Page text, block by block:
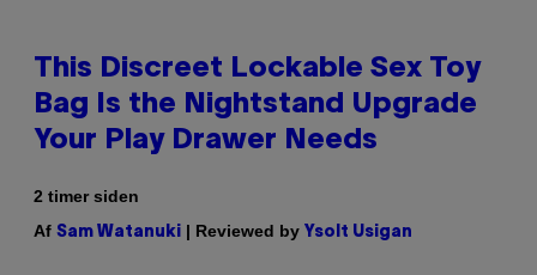
This Discreet Lockable Sex Toy
Bag Is the Nightstand Upgrade
Your Play Drawer Needs
2 timer siden
Af Sam Watanuki | Reviewed by Ysolt Usigan